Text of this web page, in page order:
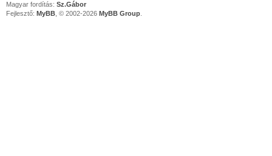
Magyar fordítás: Sz.Gábor
Fejlesztő: MyBB , © 2002-2026 MyBB Group